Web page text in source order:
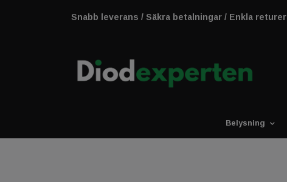
Snabb leverans / Säkra betalningar / Enkla returer
Belysning